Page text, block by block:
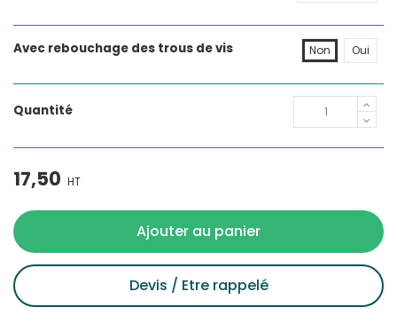
Avec rebouchage des trous de vis Oui
Non
Quantité
17,50 HT
Ajouter au panier
Devis / Etre rappelé